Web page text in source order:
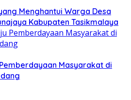
Menghantui Warga Desa
Kabupaten Tasikmalaya
Masyarakat di